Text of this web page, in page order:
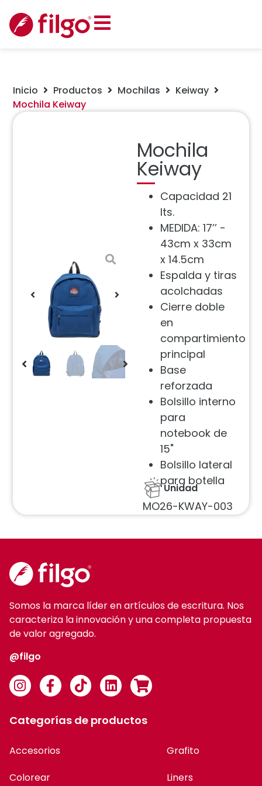
Inicio Productos Mochilas
Keiway
Mochila Keiway
Mochila
Keiway
Capacidad 21
lts.
MEDIDA: 17’’ -
43cm x 33cm
x 14.5cm
Espalda y tiras
acolchadas
Cierre doble
en
compartimiento
principal
Base
reforzada
Bolsillo interno
para
notebook de
15"
Bolsillo lateral
para botella
Unidad
MO26-KWAY-003
Somos la marca líder en artículos de escritura. Nos
caracteriza la innovación y una completa propuesta
de valor agregado.
@filgo
Categorías de productos
Accesorios
Colorear
Grafito
Liners